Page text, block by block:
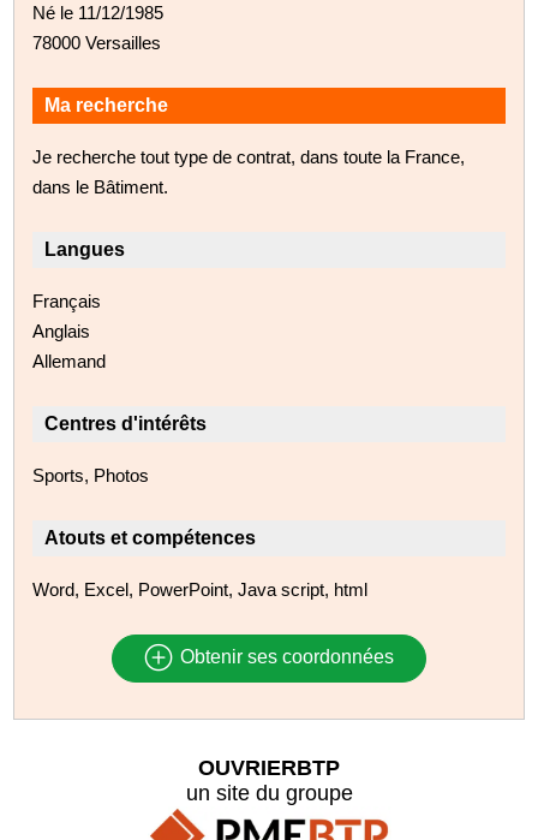
Né le 11/12/1985
78000 Versailles
Ma recherche
Je recherche tout type de contrat, dans toute la France,
dans le Bâtiment.
Langues
Français
Anglais
Allemand
Centres d'intérêts
Sports, Photos
Atouts et compétences
Word, Excel, PowerPoint, Java script, html
Obtenir ses coordonnées
OUVRIERBTP
un site du groupe